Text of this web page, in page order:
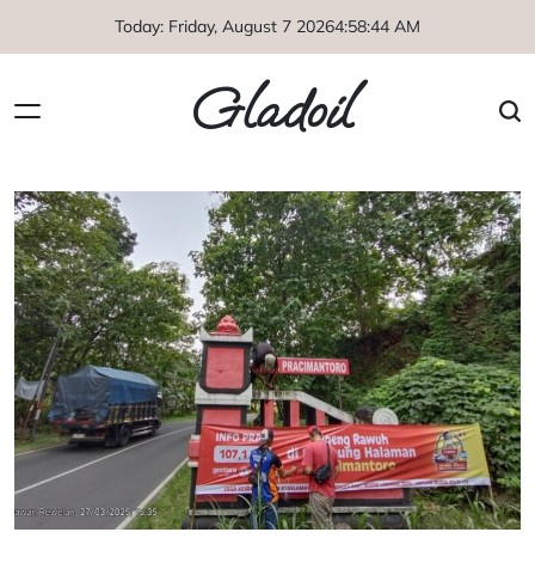
Today: Friday, August 7 20264:58:45 AM
Gladoil